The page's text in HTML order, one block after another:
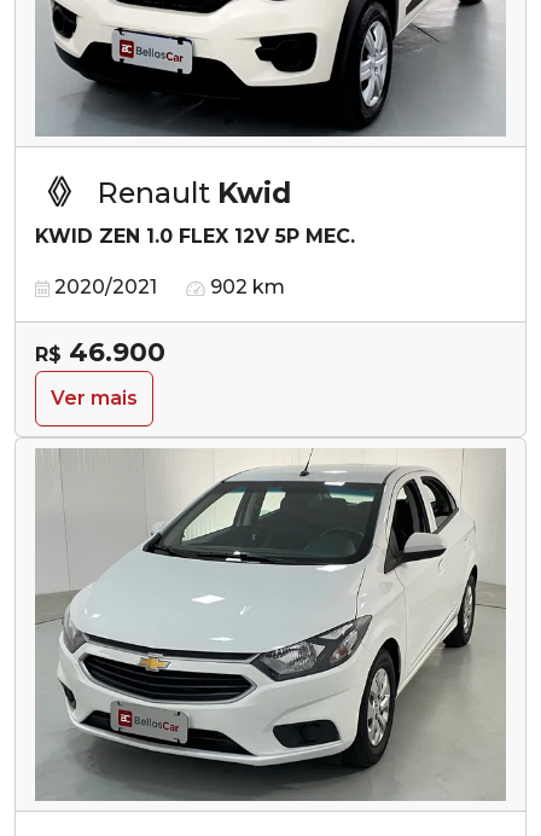
Renault Kwid
KWID ZEN 1.0 FLEX 12V 5P MEC.
2020/2021 902 km
R$ 46.900
Ver mais